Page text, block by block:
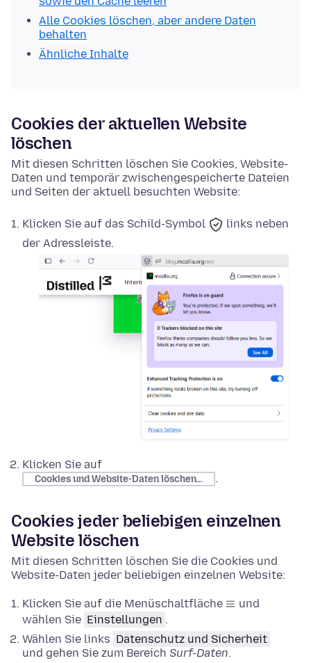
Alle Cookies löschen, aber andere Daten
behalten
Ähnliche Inhalte
Cookies der aktuellen Website
löschen
Mit diesen Schritten löschen Sie Cookies, Website-
Daten und temporär zwischengespeicherte Dateien
und Seiten der aktuell besuchten Website:
Klicken Sie auf das Schild-Symbol
links neben
der Adressleiste.
Klicken Sie auf
Cookies und Website-Daten löschen… .
Cookies jeder beliebigen einzelnen
Website löschen
Mit diesen Schritten löschen Sie die Cookies und
Website-Daten jeder beliebigen einzelnen Website:
Klicken Sie auf die Menüschaltfläche
und
wählen Sie Einstellungen .
Wählen Sie links Datenschutz und Sicherheit
und gehen Sie zum Bereich Surf-Daten.